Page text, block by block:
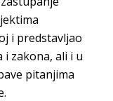
i predstavljao
zakona, ali i u
pitanjima